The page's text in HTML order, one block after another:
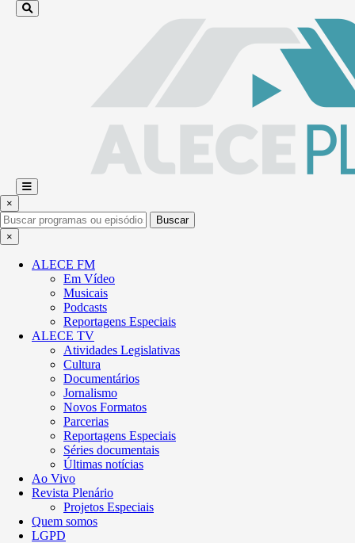
×
Buscar
×
ALECE FM
Em Vídeo
Musicais
Podcasts
Reportagens Especiais
ALECE TV
Atividades Legislativas
Cultura
Documentários
Jornalismo
Novos Formatos
Parcerias
Reportagens Especiais
Séries documentais
Últimas notícias
Ao Vivo
Revista Plenário
Projetos Especiais
Quem somos
LGPD